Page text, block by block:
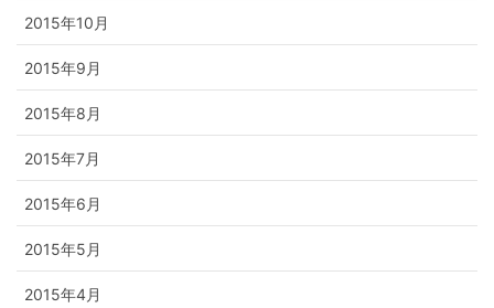
2015年10月
2015年9月
2015年8月
2015年7月
2015年6月
2015年5月
2015年4月